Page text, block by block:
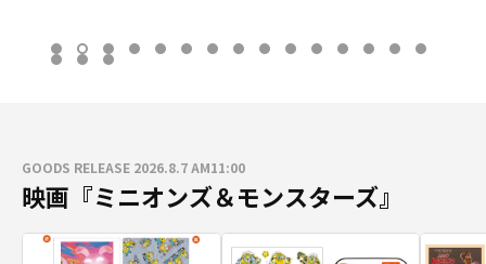
GOODS RELEASE 2026.8.7 AM11:00
映画『ミニオンズ＆モンスターズ』